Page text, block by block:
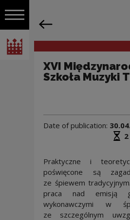
Open navigation
National Centre for Culture Poland
Navigation
XVI
Szkoła Muzyki
Date of publication:
Praktyczne i
poświęcone są
ze śpiewem
praca nad emisją
wykonawczymi w
ze szczególnym